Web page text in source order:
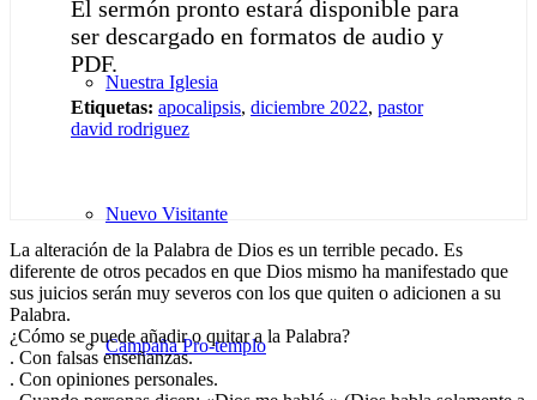
Nuestra Iglesia
Nuevo Visitante
Campaña Pro-templo
El sermón pronto estará disponible para
ser descargado en formatos de audio y
PDF.
Etiquetas: apocalipsis, diciembre 2022, pastor
david rodriguez
La alteración de la Palabra de Dios es un terrible pecado. Es
diferente de otros pecados en que Dios mismo ha manifestado que
sus juicios serán muy severos con los que quiten o adicionen a su
Palabra.
¿Cómo se puede añadir o quitar a la Palabra?
. Con falsas enseñanzas.
. Con opiniones personales.